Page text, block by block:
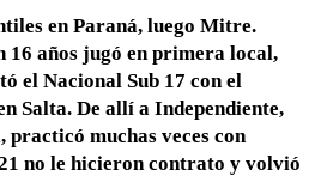
en Paraná, luego Mitre.
años jugó en primera local,
el Nacional Sub 17 con el
Salta. De allí a Independiente,
practicó muchas veces con
no le hicieron contrato y volvió